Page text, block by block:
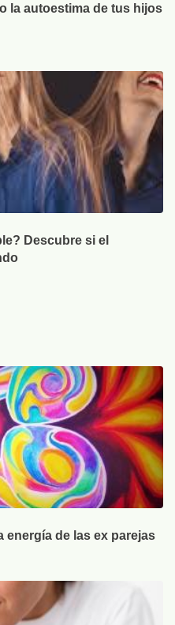
la autoestima de tus hijos
Descubre si el
energía de las ex parejas